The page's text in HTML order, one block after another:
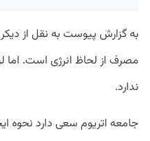
به گزارش پیوست به نقل از
مصرف از لحاظ انرژی است. اما
ندارد.
جامعه اتریوم سعی دارد نحوه